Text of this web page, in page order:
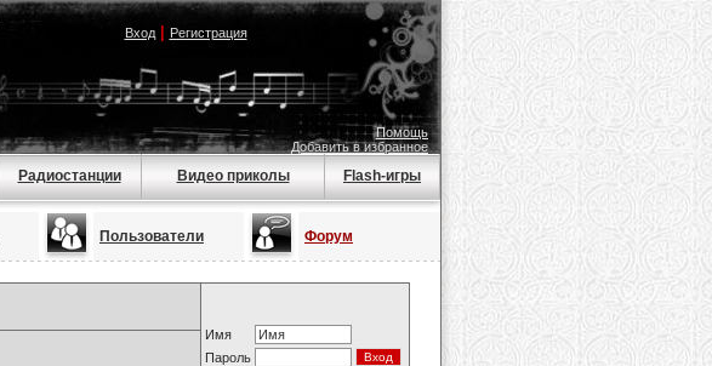
Вход| Регистрация
Помощь
Добавить в избранное
Радиостанции Видео приколы Flash-игры
Пользователи Форум
Имя
Пароль